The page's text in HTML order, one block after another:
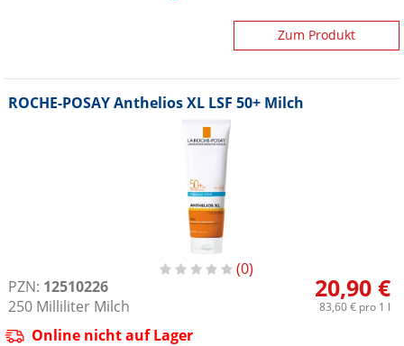
Zum Produkt
ROCHE-POSAY Anthelios XL LSF 50+ Milch
0
PZN: 12510226
250 Milliliter Milch
20,90 €
83,60 €pro 1 l
Online nicht auf Lager